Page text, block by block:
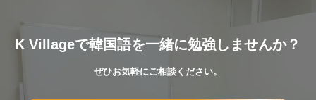
K Villageで韓国語を一緒に勉強しませんか？
ぜひお気軽にご相談ください。